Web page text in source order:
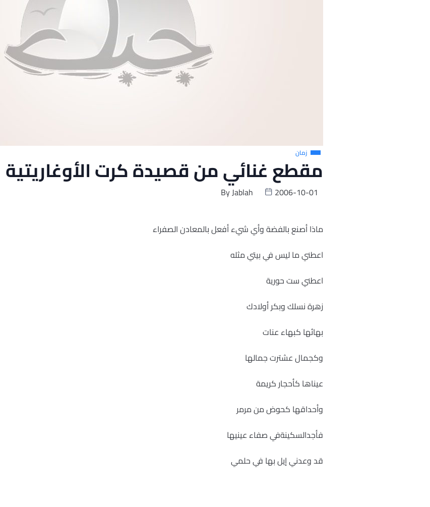
زمان
مقطع غنائي من قصيدة كرت الأوغاريتية
ByJablah 2006-10-01
ماذا أصنع بالفضة وأي شيء أفعل بالمعادن الصفراء
اعطني ما ليس في بيتي مثله
اعطني ست حورية
زهرة نسلك وبكر أولادك
بهائها كبهاء عنات
وكجمال عشترت جمالها
عيناها كأحجار كريمة
وأحداقها كحوض من مرمر
فأجدالسكينةفي صفاء عينيها
قد وعدني إيل بها في حلمي